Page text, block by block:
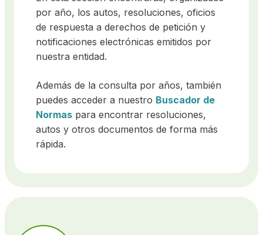
por año, los autos, resoluciones, oficios
de respuesta a derechos de petición y
notificaciones electrónicas emitidos por
nuestra entidad.
Además de la consulta por años, también
puedes acceder a nuestro Buscador de
Normas para encontrar resoluciones,
autos y otros documentos de forma más
rápida.